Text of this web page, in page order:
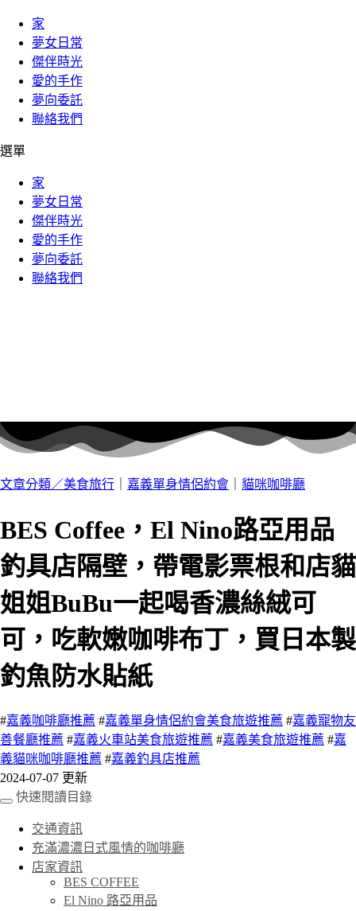
家
夢女日常
傑伴時光
愛的手作
夢向委託
聯絡我們
選單
家
夢女日常
傑伴時光
愛的手作
夢向委託
聯絡我們
文章分類／美食旅行 嘉義單身情侶約會 貓咪咖啡廳
BES Coffee，El Nino路亞用品
釣具店隔壁，帶電影票根和店貓
姐姐BuBu一起喝香濃絲絨可
可，吃軟嫩咖啡布丁，買日本製
釣魚防水貼紙
#嘉義咖啡廳推薦 #嘉義單身情侶約會美食旅遊推薦 #嘉義寵物友
善餐廳推薦 #嘉義火車站美食旅遊推薦 #嘉義美食旅遊推薦 #嘉
義貓咪咖啡廳推薦 #嘉義釣具店推薦
2024-07-07 更新
快速閱讀目錄
交通資訊
充滿濃濃日式風情的咖啡廳
店家資訊
BES COFFEE
El Nino 路亞用品